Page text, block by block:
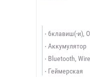
6клавиш(-и),
Аккумулятор
Bluetooth,
Геймерская